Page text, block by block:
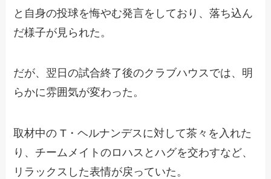
と自身の投球を悔やむ発言をしており、落ち込ん
だ様子が見られた。
だが、翌日の試合終了後のクラブハウスでは、明
らかに雰囲気が変わった。
取材中の T・ヘルナンデスに対して茶々を入れた
り、チームメイトのロハスとハグを交わすなど、
リラックスした表情が戻っていた。